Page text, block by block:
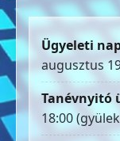
Ügyeleti
augusztus
Tanévnyitó
18:00